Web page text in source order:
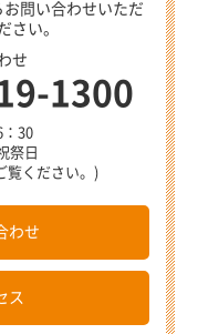
問い合わせいただ
さい。
せ
1300
：30
祭日
覧ください。)
わせ
ス